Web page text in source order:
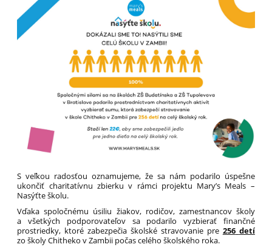
S veľkou radosťou oznamujeme, že sa nám podarilo úspešne
ukončiť charitatívnu zbierku v rámci projektu Mary’s Meals –
Nasýťte školu.
Vďaka spoločnému úsiliu žiakov, rodičov, zamestnancov školy
a všetkých podporovateľov sa podarilo vyzbierať finančné
prostriedky, ktoré zabezpečia školské stravovanie pre 256 detí
zo školy Chitheko v Zambii počas celého školského roka.